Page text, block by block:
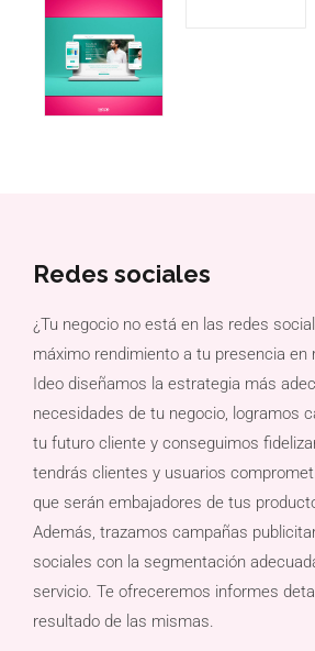
Redes sociales
¿Tu negocio no está en las redes
máximo rendimiento a tu presencia en
Ideo diseñamos la estrategia más
necesidades de tu negocio, logramos
tu futuro cliente y conseguimos
tendrás clientes y usuarios
que serán embajadores de tus
Además, trazamos campañas
sociales con la segmentación
servicio. Te ofreceremos informes
resultado de las mismas.